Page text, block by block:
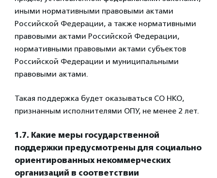
иными нормативными правовыми актами
Российской Федерации, а также нормативными
правовыми актами Российской Федерации,
нормативными правовыми актами субъектов
Российской Федерации и муниципальными
правовыми актами.
Такая поддержка будет оказываться СО НКО,
признанным исполнителями ОПУ, не менее 2 лет.
1.7. Какие меры государственной
поддержки предусмотрены для социально
ориентированных некоммерческих
организаций в соответствии